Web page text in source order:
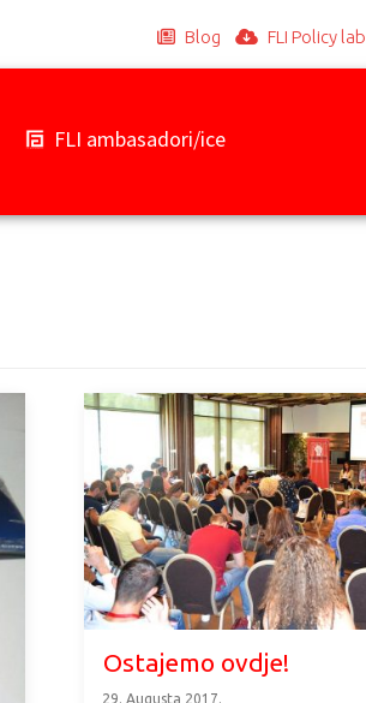
Blog FLI Policy lab
FLI ambasadori/ice
Ostajemo ovdje!
29. Augusta 2017.